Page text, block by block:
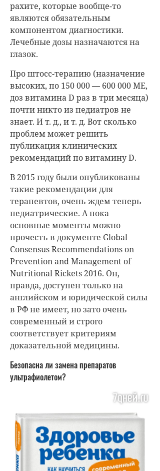
рахите, которые вообще-то
являются обязательным
компонентом диагностики.
Лечебные дозы назначаются на
глазок.
Про штосс-терапию (назначение
высоких, по 150 000 — 600 000 МЕ,
доз витамина D раз в три месяца)
почти никто из педиатров не
знает. И т. д., и т. д. Вот сколько
проблем может решить
публикация клинических
рекомендаций по витамину D.
В 2015 году были опубликованы
такие рекомендации для
терапевтов, очень ждем теперь
педиатрические. А пока
основные моменты можно
прочесть в документе Global
Consensus Recommendations on
Prevention and Management of
Nutritional Rickets 2016. Он,
правда, доступен только на
английском и юридической силы
в РФ не имеет, но зато очень
современный и строго
соответствует критериям
доказательной медицины.
Безопасна ли замена препаратов
ультрафиолетом?